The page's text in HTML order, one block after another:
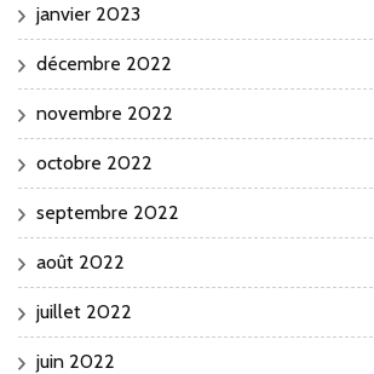
janvier 2023
décembre 2022
novembre 2022
octobre 2022
septembre 2022
août 2022
juillet 2022
juin 2022